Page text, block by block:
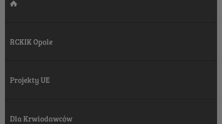
RCKIK Opole
Projekty UE
Dla Krwiodawców